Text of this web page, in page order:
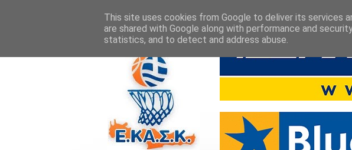
This site uses cookies from Google to deliver its services
are shared with Google along with performance and
statistics, and to detect and address abuse.